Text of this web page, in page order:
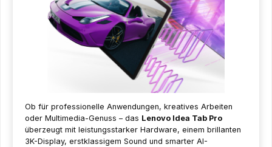
Ob für professionelle Anwendungen, kreatives Arbeiten
oder Multimedia-Genuss – das Lenovo Idea Tab Pro
überzeugt mit leistungsstarker Hardware, einem brillanten
3K-Display, erstklassigem Sound und smarter AI-